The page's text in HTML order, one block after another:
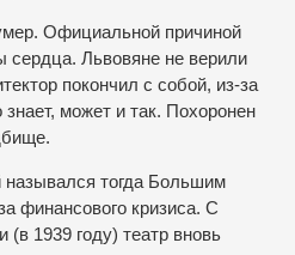
Официальной причиной
сердца. Львовяне не верили
покончил с собой, из-за
знает, может и так. Похоронен
назывался тогда Большим
финансового кризиса. С
(в 1939 году) театр вновь